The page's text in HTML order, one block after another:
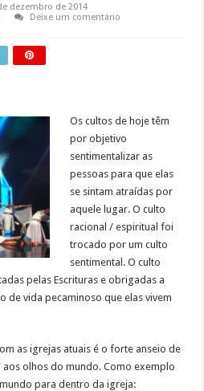
dezembro de 2014
Deixe um comentário
Os cultos de hoje têm
por objetivo
sentimentalizar as
pessoas para que elas
se sintam atraídas por
aquele lugar. O culto
racional / espiritual foi
trocado por um culto
sentimental. O culto
pelas Escrituras e obrigadas a
de vida pecaminoso que elas vivem
as igrejas atuais é o forte anseio de
aos olhos do mundo. Como exemplo
para dentro da igreja: